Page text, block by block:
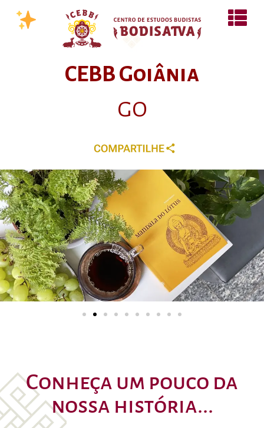
CEBB Goiânia
GO
Conheça um pouco da
nossa história...